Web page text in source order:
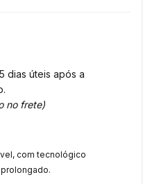
dias úteis após a
no frete)
com tecnológico